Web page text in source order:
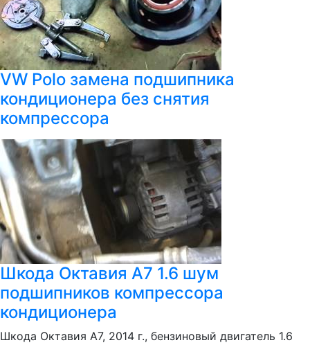
VW Polo замена подшипника
кондиционера без снятия
компрессора
Шкода Октавия А7 1.6 шум
подшипников компрессора
кондиционера
Шкода Октавия А7, 2014 г., бензиновый двигатель 1.6